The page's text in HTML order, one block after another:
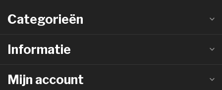
Categorieën
Informatie
Mijn account